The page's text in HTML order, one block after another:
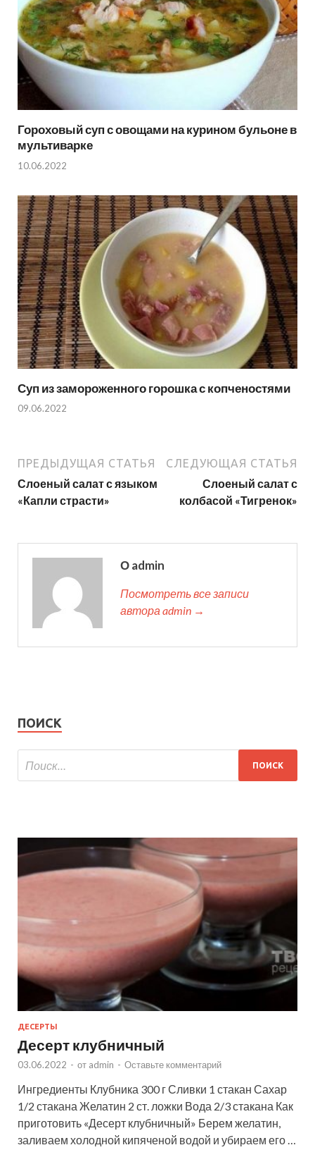
Гороховый суп с овощами на курином бульоне в
мультиварке
10.06.2022
Суп из замороженного горошка с копченостями
09.06.2022
ПРЕДЫДУЩАЯ СТАТЬЯ
Слоеный салат с языком
«Капли страсти»
СЛЕДУЮЩАЯ СТАТЬЯ
Слоеный салат с
колбасой «Тигренок»
О admin
Посмотреть все записи
автора admin →
ПОИСК
ДЕСЕРТЫ
Десерт клубничный
03.06.2022 - от admin - Оставьте комментарий
Ингредиенты Клубника 300 г Сливки 1 стакан Сахар
1/2 стакана Желатин 2 ст. ложки Вода 2/3 стакана Как
приготовить «Десерт клубничный» Берем желатин,
заливаем холодной кипяченой водой и убираем его …